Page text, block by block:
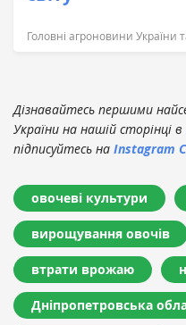
Головні агроновини України
Дізнавайтесь першими
України на нашій сторінці в
підписуйтесь на Instagram
овочеві культури
вирощування овочів
втрати врожаю
Дніпропетровська